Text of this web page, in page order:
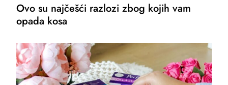
Ovo su najčešći razlozi zbog kojih vam
opada kosa